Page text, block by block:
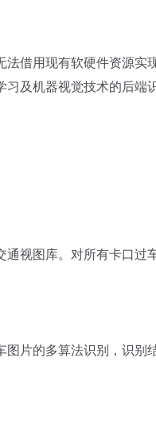
借用现有软硬件资源实
及机器视觉技术的后端
视图库。对所有卡口过
片的多算法识别，识别